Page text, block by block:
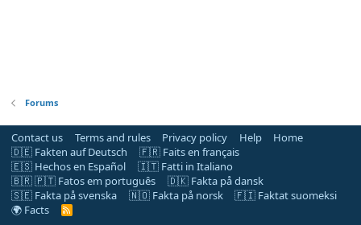
Forums
Contact us Terms and rules Privacy policy Help
Home
🇩🇪 Fakten auf Deutsch
🇫🇷 Faits en français
🇪🇸 Hechos en Español
🇮🇹 Fatti in Italiano
🇧🇷 🇵🇹 Fatos em português
🇩🇰 Fakta på dansk
🇸🇪 Fakta på svenska
🇳🇴 Fakta på norsk
🇫🇮 Faktat suomeksi
🌍 Facts
R